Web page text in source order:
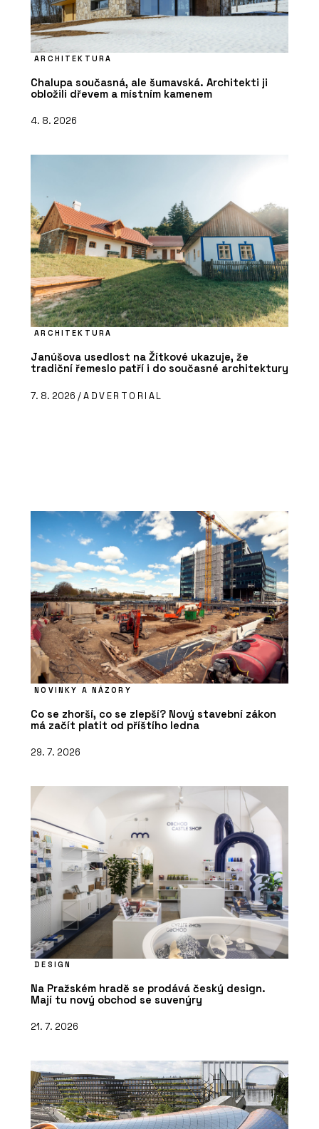
ARCHITEKTURA
Chalupa současná, ale šumavská. Architekti ji
obložili dřevem a místním kamenem
4. 8. 2026
ARCHITEKTURA
Janúšova usedlost na Žítkové ukazuje, že
tradiční řemeslo patří i do současné architektury
7. 8. 2026 /ADVERTORIAL
NOVINKY A NÁZORY
Co se zhorší, co se zlepší? Nový stavební zákon
má začít platit od příštího ledna
29. 7. 2026
DESIGN
Na Pražském hradě se prodává český design.
Mají tu nový obchod se suvenýry
21. 7. 2026